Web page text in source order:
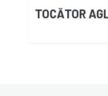
TOCĂTOR